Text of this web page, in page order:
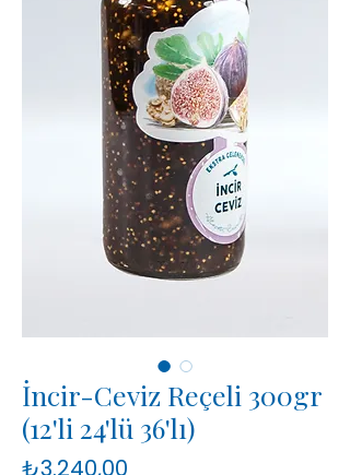
İncir-Ceviz Reçeli 300gr
(12'li 24'lü 36'lı)
₺3.240,00